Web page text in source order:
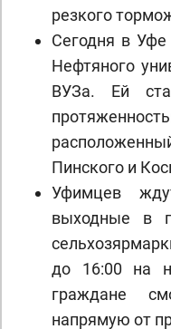
резкого
Сегодня в
Нефтяного
ВУЗа. Ей
Пинского и
Уфимцев
выходные в
до 16:00 на
граждане
напрямую от